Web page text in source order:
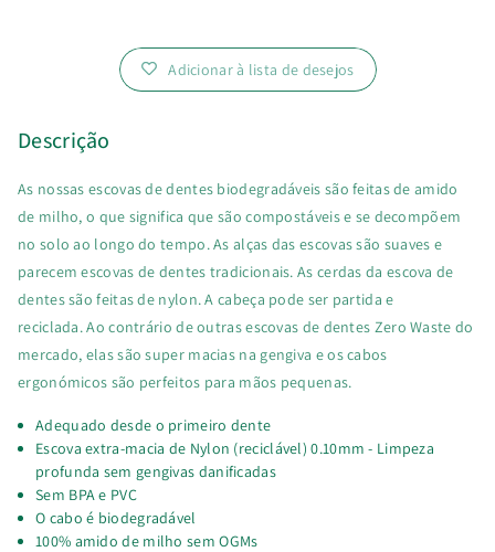
Dentes
Elefante
Dentes
Adicionar à lista de desejos
Descrição
As nossas escovas de dentes biodegradáveis são feitas de amido
de milho, o que significa que são compostáveis e se decompõem
no solo ao longo do tempo.As alças das escovas são suaves e
parecem escovas de dentes tradicionais.As cerdas da escova de
dentes são feitas de nylon.A cabeça pode ser partida e
reciclada.Ao contrário de outras escovas de dentes Zero Waste do
mercado, elas são super macias na gengiva e os cabos
ergonómicos são perfeitos para mãos pequenas.
Adequado desde o primeiro dente
Escova extra-macia de Nylon (reciclável) 0.10mm - Limpeza
profunda sem gengivas danificadas
Sem BPA e PVC
O cabo é biodegradável
100% amido de milho sem OGMs